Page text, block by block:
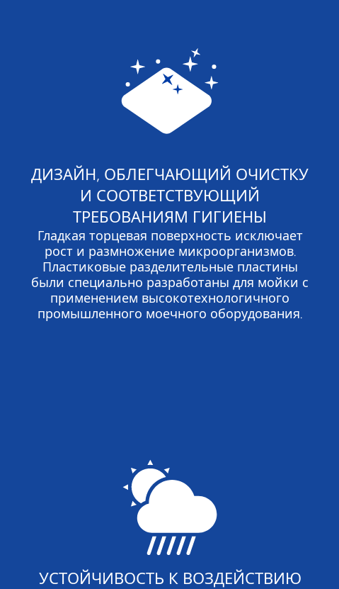
ДИЗАЙН, ОБЛЕГЧАЮЩИЙ ОЧИСТКУ
И СООТВЕТСТВУЮЩИЙ
ТРЕБОВАНИЯМ ГИГИЕНЫ
Гладкая торцевая поверхность исключает
рост и размножение микроорганизмов.
Пластиковые разделительные пластины
были специально разработаны для мойки с
применением высокотехнологичного
промышленного моечного оборудования.
УСТОЙЧИВОСТЬ К ВОЗДЕЙСТВИЮ